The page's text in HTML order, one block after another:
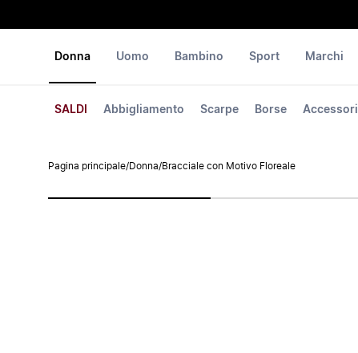
Donna
SALDI Abbigliamento Scarpe Borse Accessori
Uomo Bambino Sport Marchi
Pagina principale/Donna/Bracciale con Motivo Floreale